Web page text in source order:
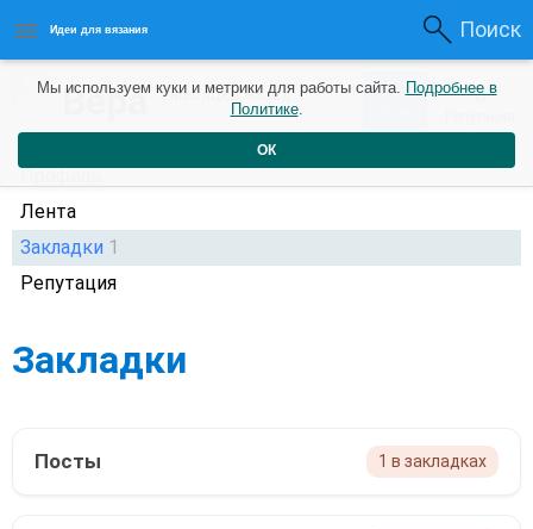
Идеи для вязания Поиск
Вера 7 месяцев назад 0 0
Профиль
Лента
Закладки 1
Репутация
Закладки
Посты 1 в закладках
Мы используем куки и метрики для работы сайта. Подробнее в
Политике.
ОК